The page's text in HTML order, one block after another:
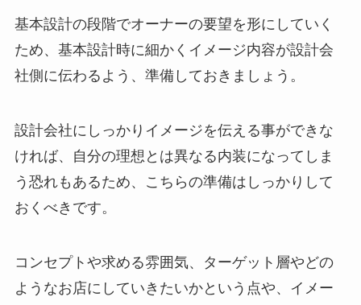
基本設計の段階でオーナーの要望を形にしていく
ため、基本設計時に細かくイメージ内容が設計会
社側に伝わるよう、準備しておきましょう。
設計会社にしっかりイメージを伝える事ができな
ければ、自分の理想とは異なる内装になってしま
う恐れもあるため、こちらの準備はしっかりして
おくべきです。
コンセプトや求める雰囲気、ターゲット層やどの
ようなお店にしていきたいかという点や、イメー